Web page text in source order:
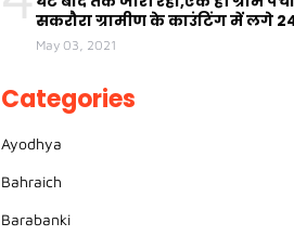
सकरौरा ग्रामीण के काउंटिंग में लगे
May 03, 2021
Categories
Ayodhya
Bahraich
Barabanki